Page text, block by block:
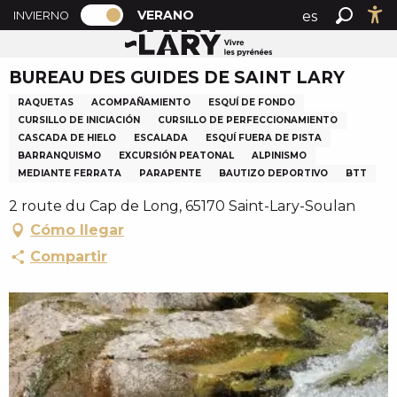
A
l
e
r
a
u
c
n
t
e
n
u
p
r
i
n
PAGE D’ACCUEIL ACTUELLE ÉTÉ : PASSER EN MODE
INVIERNO PAGE D’ACCUEIL ACTUELLE ÉTÉ :
VERANO
es
en
Buscar
Accueil verano BUREAU DES GUIDES DE SAINT LARY
BUREAU DES GUIDES DE SAINT LARY
RAQUETAS ACOMPAÑAMIENTO
ESQUÍ DE FONDO
CURSILLO DE INICIACIÓN
CURSILLO DE PERFECCIONAMIENTO
CASCADA DE HIELO
ESCALADA
ESQUÍ FUERA DE PISTA
BARRANQUISMO
EXCURSIÓN PEATONAL
ALPINISMO
MEDIANTE FERRATA
PARAPENTE BAUTIZO DEPORTIVO BTT
2 route du Cap de Long, 65170 Saint-Lary-Soulan
Cómo llegar
Compartir